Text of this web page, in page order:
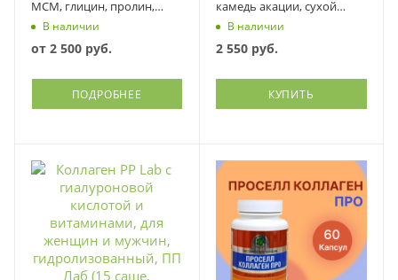
МСМ, глицин, пролин,
Оптисалт
В наличии
от 2 500 руб.
ПОДРОБНЕЕ
камедь акации, сухой
экстракт Виватон, 190
В наличии
2 550руб.
КУПИТЬ